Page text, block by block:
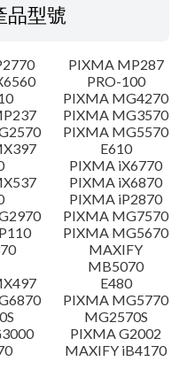
品型號
PIXMA MP287
PRO-100
PIXMA MG4270
PIXMA MG3570
PIXMA MG5570
E610
PIXMA iX6770
PIXMA iX6870
PIXMA iP2870
PIXMA MG7570
PIXMA MG5670
MAXIFY
MB5070
E480
PIXMA MG5770
MG2570S
PIXMA G2002
MAXIFY iB4170